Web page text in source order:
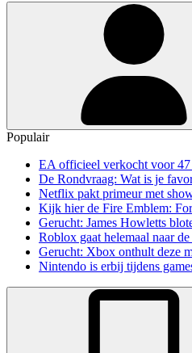
Populair
EA officieel verkocht voor
De Rondvraag: Wat is je
Netflix pakt primeur met
Kijk hier de Fire Emblem:
Gerucht: James Howletts
Roblox gaat helemaal naar
Gerucht: Xbox onthult deze
Nintendo is erbij tijdens